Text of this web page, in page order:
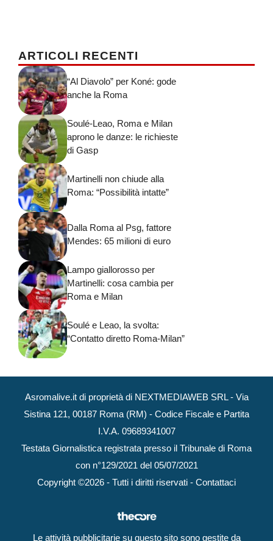
ARTICOLI RECENTI
“Al Diavolo” per Koné: gode
anche la Roma
Soulé-Leao, Roma e Milan
aprono le danze: le richieste
di Gasp
Martinelli non chiude alla
Roma: “Possibilità intatte”
Dalla Roma al Psg, fattore
Mendes: 65 milioni di euro
Lampo giallorosso per
Martinelli: cosa cambia per
Roma e Milan
Soulé e Leao, la svolta:
“Contatto diretto Roma-Milan”
Asromalive.it di proprietà di NEXTMEDIAWEB SRL - Via
Sistina 121, 00187 Roma (RM) - Codice Fiscale e Partita
I.V.A. 09689341007
Testata Giornalistica registrata presso il Tribunale di Roma
con n°129/2021 del 05/07/2021
Copyright ©2026 - Tutti i diritti riservati - Contattaci
Le attività pubblicitarie su questo sito sono gestite da